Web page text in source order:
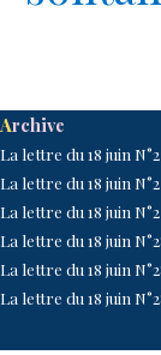
Archive
La lettre du 18 juin
La lettre du 18 juin
La lettre du 18 juin
La lettre du 18 juin N°2
La lettre du 18 juin N°2
La lettre du 18 juin N°2